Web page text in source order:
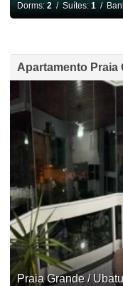
Dorms: 2/ Suítes: 1/
Apartamento Praia
Praia Grande /